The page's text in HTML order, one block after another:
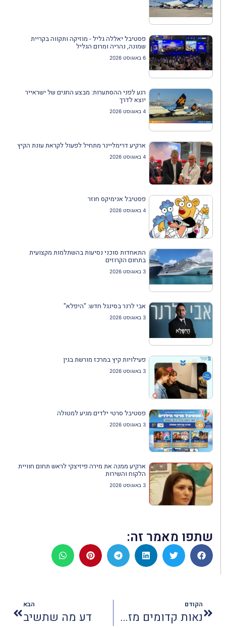
פסטיבל יאללה גליל - מוזיקה ותקווה בקריית
שמונה, נהריה ומרום הגליל
6 באוגוסט 2026
רגע לפני ההסתערות: מבצע החגים של ישראייר
יוצא לדרך
4 באוגוסט 2026
ארקיע דרימליינר מתחיל לפעול לקראת עונת הקיץ
4 באוגוסט 2026
פסטיבל אנימיקס חוזר
4 באוגוסט 2026
התאחדות סוכני נסיעות בהשתלמות מקצועית
בתחום הקרוזים
3 באוגוסט 2026
אבי לרנר בסינגל חדש: "היפלא"
3 באוגוסט 2026
פעילויות קיץ במרכז מורשת בגין
3 באוגוסט 2026
פסטיבל סרטי ילדים מגיע למטולה
3 באוגוסט 2026
ארקיע ממנה את מירה פיזיצקי לראש תחום חוויית
הלקוח והשירות
3 באוגוסט 2026
שתפו מאמר זה:
הקודם
נאות קדומים מזמינה את המשפחות לחוויה ארץ ישראלית
הבא
דע מה שתשיב